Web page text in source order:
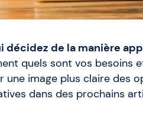
décidez de la manière
quels sont vos besoins
une image plus claire des
dans des prochains